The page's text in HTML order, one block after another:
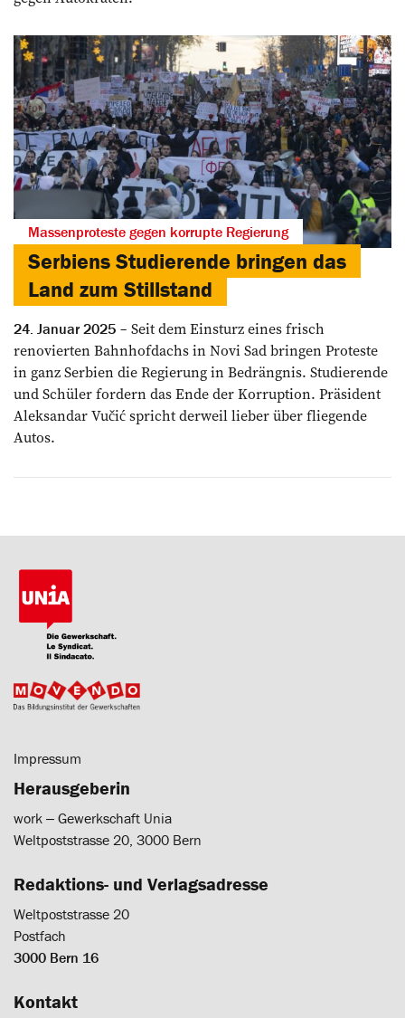
Massenproteste gegen korrupte Regierung
Serbiens Studierende bringen das
Land zum Stillstand
24. Januar 2025
Seit dem Einsturz eines frisch
renovierten Bahnhofdachs in Novi Sad bringen Proteste
in ganz Serbien die Regierung in Bedrängnis. Studierende
und Schüler fordern das Ende der Korruption. Präsident
Aleksandar Vučić spricht derweil lieber über fliegende
Autos.
Impressum
Herausgeberin
work ‒ Gewerkschaft Unia
Weltpoststrasse 20, 3000 Bern
Redaktions- und Verlagsadresse
Weltpoststrasse 20
Postfach
3000 Bern 16
Kontakt